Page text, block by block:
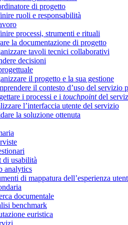
di progetto
ruoli e responsabilità
processi, strumenti e rituali
la documentazione di progetto
tavoli tecnici collaborativi
decisioni
il progetto e la sua gestione
il contesto d’uso del servizio
i processi e i touchpointdel
l’interfaccia utente del servizio
la soluzione ottenuta
di usabilità
analytics
di mappatura dell’esperienza
documentale
benchmark
euristica